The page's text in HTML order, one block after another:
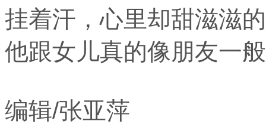
挂着汗，心里却甜滋滋
他跟女儿真的像朋友一
编辑/张亚萍